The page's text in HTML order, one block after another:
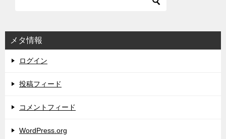
メタ情報
ログイン
投稿フィード
コメントフィード
WordPress.org